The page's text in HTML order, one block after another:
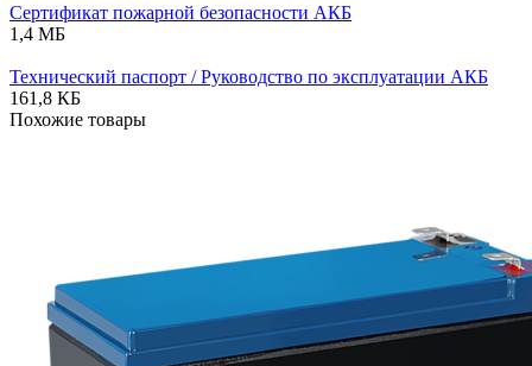
Сертификат пожарной безопасности АКБ
1,4 МБ
Технический паспорт / Руководство по эксплуатации АКБ
161,8 КБ
Похожие товары